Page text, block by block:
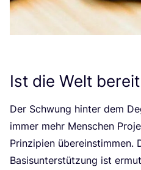
Ist die Welt
Der Schwung hin­ter dem
immer mehr Men­schen
Prin­zi­pi­en über­ein­stim­men.
Basis­un­ter­stüt­zung ist